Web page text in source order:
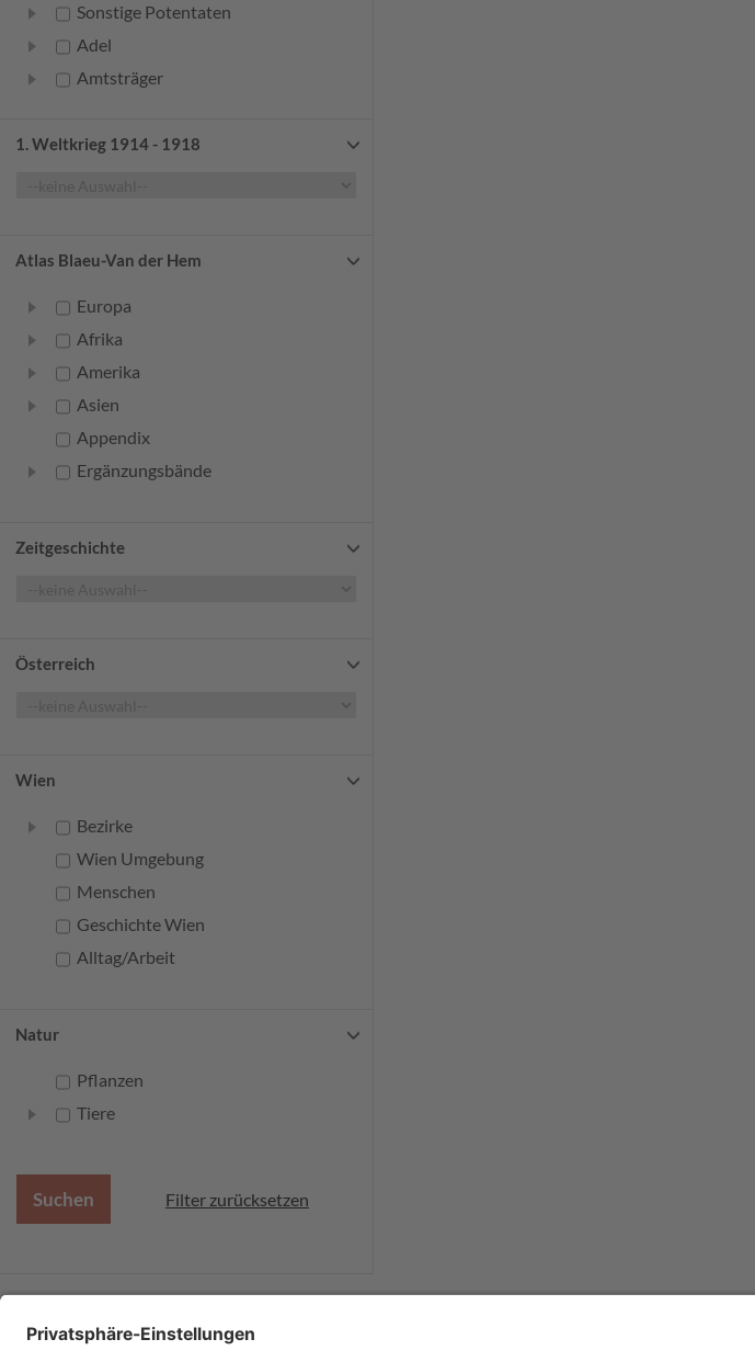
Sonstige Potentaten
Adel
Amtsträger
Frauen
Geistliche
Randgruppen
Weitere
1. Weltkrieg 1914 - 1918
Atlas Blaeu-Van der Hem
Europa
Afrika
Amerika
Asien
Appendix
Ergänzungsbände
Zeitgeschichte
Österreich
Wien
Bezirke
Wien Umgebung
Menschen
Geschichte Wien
Alltag/Arbeit
Natur
Pflanzen
Tiere
Filter zurücksetzen